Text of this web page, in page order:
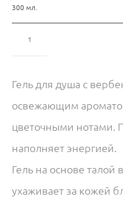
300 мл.
Гель для душа с
освежающим
цветочными нотами.
наполняет энергией.
Гель на основе
ухаживает за кожей